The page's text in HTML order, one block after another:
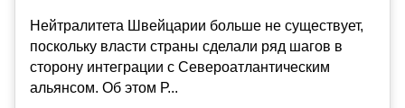
Нейтралитета Швейцарии больше не существует,
поскольку власти страны сделали ряд шагов в
сторону интеграции с Североатлантическим
альянсом. Об этом Р...